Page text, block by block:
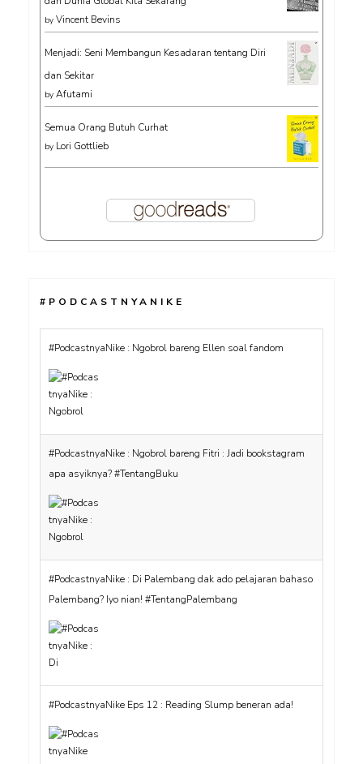
by Vincent Bevins
Menjadi: Seni Membangun Kesadaran tentang Diri
dan Sekitar
by Afutami
Semua Orang Butuh Curhat
by Lori Gottlieb
#PODCASTNYANIKE
#PodcastnyaNike : Ngobrol bareng Ellen soal fandom
#PodcastnyaNike : Ngobrol bareng Fitri : Jadi bookstagram
apa asyiknya? #TentangBuku
#PodcastnyaNike : Di Palembang dak ado pelajaran bahaso
Palembang? Iyo nian! #TentangPalembang
#PodcastnyaNike Eps 12 : Reading Slump beneran ada!